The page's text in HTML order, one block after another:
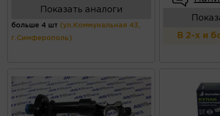
Показать аналоги
больше 4 шт (ул.Коммунальная 43,
г.Симферополь) В 2-х и